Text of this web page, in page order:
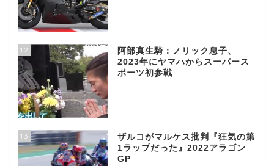
12
阿部真生騎：ノリック息子、
2023年にヤマハからスーパース
ポーツ初参戦
13
ザルコがマルケス批判『狂気の第
1ラップだった』2022アラゴン
GP